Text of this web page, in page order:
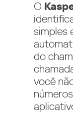
O
simples
do
você